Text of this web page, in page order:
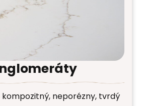
neporézny, tvrdý